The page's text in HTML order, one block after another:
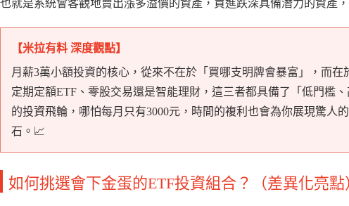
也就是系統會客觀地賣出漲多溢價的資產，買進跌深具備潛力的資產
【米拉有料 深度觀點】
月薪3萬小額投資的核心，從來不在於「買哪支明牌會暴富」，而
定期定額ETF、零股交易還是智能理財，這三者都具備了「低門檻
的投資飛輪，哪怕每月只有3000元，時間的複利也會為你展現驚人
石。📈
如何挑選會下金蛋的ETF投資組合？（差異化亮點